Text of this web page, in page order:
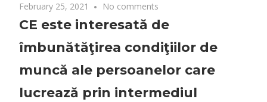
February 25, 2021 No comments
CE este interesată de
îmbunătăţirea condiţiilor de
muncă ale persoanelor care
lucrează prin intermediul